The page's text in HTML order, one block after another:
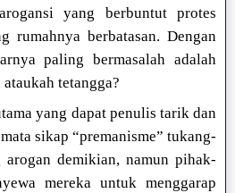
yang berbuntut protes
rumahnya berbatasan. Dengan
paling bermasalah adalah
tetangga?
yang dapat penulis tarik dan
sikap “premanisme” tukang-
arogan demikian, namun pihak-
mereka untuk menggarap